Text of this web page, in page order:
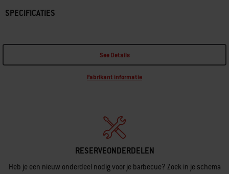
SPECIFICATIES
See Details
Fabrikant informatie
RESERVEONDERDELEN
Heb je een nieuw onderdeel nodig voor je barbecue? Zoek in je schema